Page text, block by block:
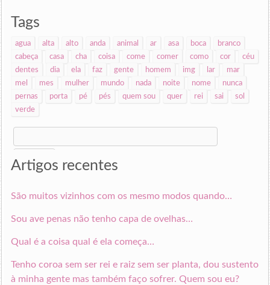
Tags
agua alta alto anda animal ar asa boca
branco
cabeça
casa cha coisa come comer como cor
céu
dentes
dia ela faz gente homem img lar
mar
mel
mes mulher mundo nada noite nome
nunca
pernas
porta pé pés quem sou quer rei sai
sol
verde
Search
for:
Artigos recentes
São muitos vizinhos com os mesmo modos quando…
Sou ave penas não tenho capa de ovelhas…
Qual é a coisa qual é ela começa…
Tenho coroa sem ser rei e raiz sem ser planta, dou sustento
à minha gente mas também faço sofrer. Quem sou eu?